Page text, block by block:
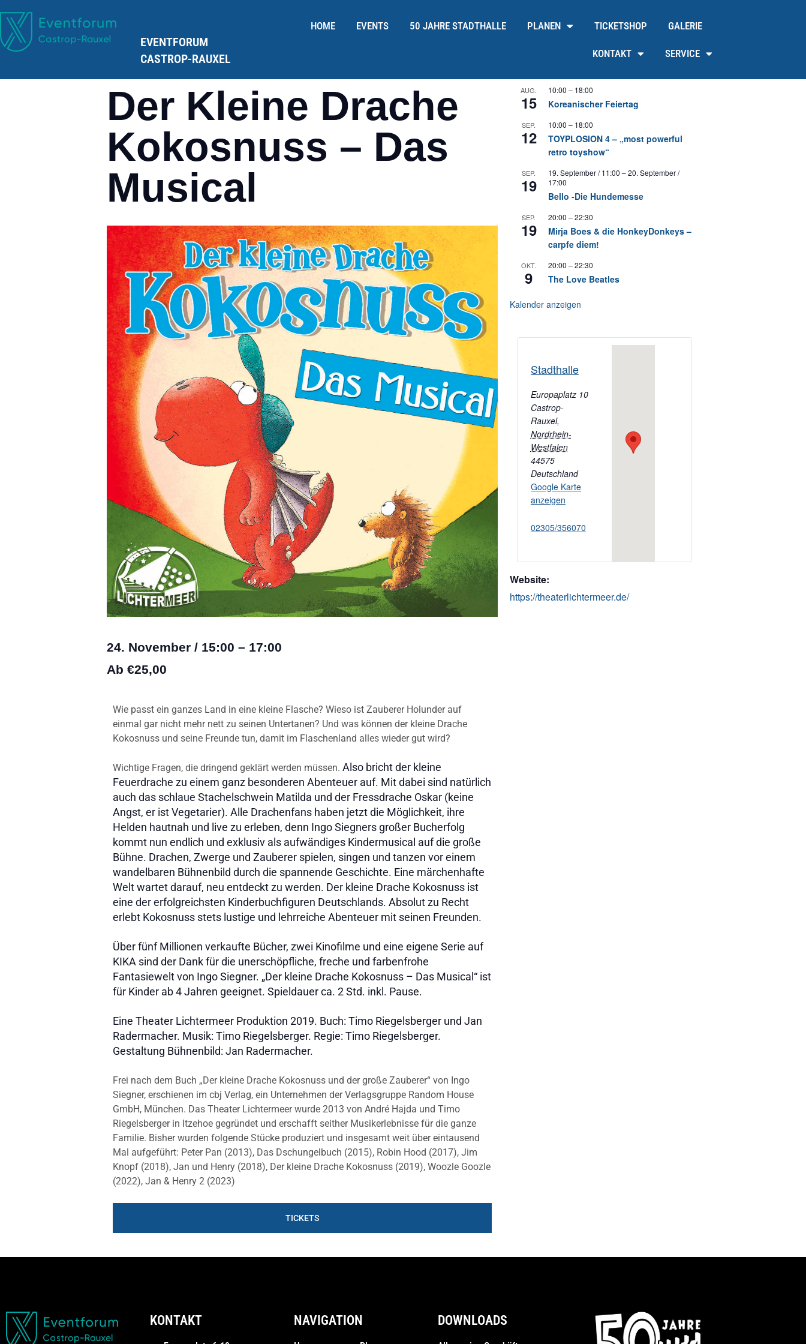
EVENTFORUM
CASTROP-RAUXEL
HOME EVENTS 50 JAHRE STADTHALLE PLANEN TICKETSHOP GALERIE
KONTAKT SERVICE
Der Kleine Drache
Kokosnuss – Das
Musical
24. November / 15:00 – 17:00
Ab €25,00
Wie passt ein ganzes Land in eine kleine Flasche? Wieso ist Zauberer Holunder auf
einmal gar nicht mehr nett zu seinen Untertanen? Und was können der kleine Drache
Kokosnuss und seine Freunde tun, damit im Flaschenland alles wieder gut wird?
Wichtige Fragen, die dringend geklärt werden müssen. Also bricht der kleine
Feuerdrache zu einem ganz besonderen Abenteuer auf. Mit dabei sind natürlich
auch das schlaue Stachelschwein Matilda und der Fressdrache Oskar (keine
Angst, er ist Vegetarier). Alle Drachenfans haben jetzt die Möglichkeit, ihre
Helden hautnah und live zu erleben, denn Ingo Siegners großer Bucherfolg
kommt nun endlich und exklusiv als aufwändiges Kindermusical auf die große
Bühne. Drachen, Zwerge und Zauberer spielen, singen und tanzen vor einem
wandelbaren Bühnenbild durch die spannende Geschichte. Eine märchenhafte
Welt wartet darauf, neu entdeckt zu werden. Der kleine Drache Kokosnuss ist
eine der erfolgreichsten Kinderbuchfiguren Deutschlands. Absolut zu Recht
erlebt Kokosnuss stets lustige und lehrreiche Abenteuer mit seinen Freunden.
Über fünfMillionen verkaufte Bücher, zwei Kinofilme und eine eigene Serie auf
KIKA sind der Dank für die unerschöpfliche, freche und farbenfrohe
Fantasiewelt von Ingo Siegner. „Der kleine Drache Kokosnuss – Das Musical“ ist
für Kinder ab 4 Jahren geeignet. Spieldauer ca. 2 Std. inkl. Pause.
Eine Theater Lichtermeer Produktion 2019. Buch: Timo Riegelsberger und Jan
Radermacher. Musik: Timo Riegelsberger. Regie: Timo Riegelsberger.
Gestaltung Bühnenbild: Jan Radermacher.
Frei nach dem Buch „Der kleine Drache Kokosnuss und der große Zauberer“ von Ingo
Siegner, erschienen im cbj Verlag, ein Unternehmen der Verlagsgruppe Random House
GmbH, München. Das Theater Lichtermeer wurde 2013 von André Hajda und Timo
Riegelsberger in Itzehoe gegründet und erschafft seither Musikerlebnisse für die ganze
Familie. Bisher wurden folgende Stücke produziert und insgesamt weit über eintausend
Mal aufgeführt: Peter Pan (2013), Das Dschungelbuch (2015), Robin Hood (2017), Jim
Knopf (2018), Jan und Henry (2018), Der kleine Drache Kokosnuss (2019), Woozle Goozle
(2022), Jan & Henry 2 (2023)
TICKETS
AUG.
15
10:00 – 18:00
Koreanischer Feiertag
SEP.
12
10:00 – 18:00
TOYPLOSION 4 – „most powerful
retro toyshow“
SEP.
19
19. September / 11:00 –20. September /
17:00
Bello -Die Hundemesse
SEP.
19
20:00 –22:30
Mirja Boes & die HonkeyDonkeys –
carpfe diem!
OKT.
9
20:00 –22:30
The Love Beatles
Kalender anzeigen
Stadthalle
Europaplatz 10
Castrop-
Rauxel,
Nordrhein-
Westfalen
44575
Deutschland
Google Karte
anzeigen
02305/356070
Website:
https://theaterlichtermeer.de/
KONTAKT NAVIGATION DOWNLOADS